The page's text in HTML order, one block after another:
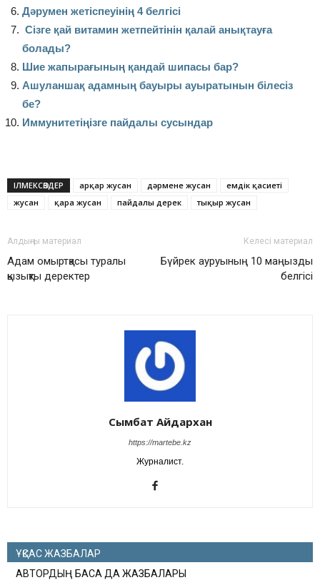
Дәрумен жетіспеуінің 4 белгісі
Сізге қай витамин жетпейтінін қалай анықтауға
болады?
Шие жапырағының қандай шипасы бар?
Ашуланшақ адамның бауыры ауыратынын білесіз
бе?
Иммунитетіңізге пайдалы сусындар
ІЛМЕКСӨЗДЕР арқар жусан дәрмене жусан
емдік қасиеті
жусан
қара жусан пайдалы дерек тықыр жусан
Алдыңғы материал
Адам омыртқасы туралы
қызықты деректер
Келесі материал
Бүйрек ауруының 10 маңызды
белгісі
Сымбат Айдархан
https://martebe.kz
Журналист.
ҰҚСАС ЖАЗБАЛАР
АВТОРДЫҢ БАСҚА ДА ЖАЗБАЛАРЫ